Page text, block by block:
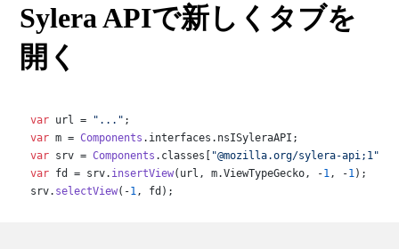
Sylera APIで新しくタブを
開く
var url = "..."
var m = Components . interfaces . nsISyleraAPI
var srv = Components . classes "@mozilla.org/sylera-api;1"
var fd = srv. insertView(url, m.ViewTypeGecko, -1, -1);
srv. selectView(-1, fd);